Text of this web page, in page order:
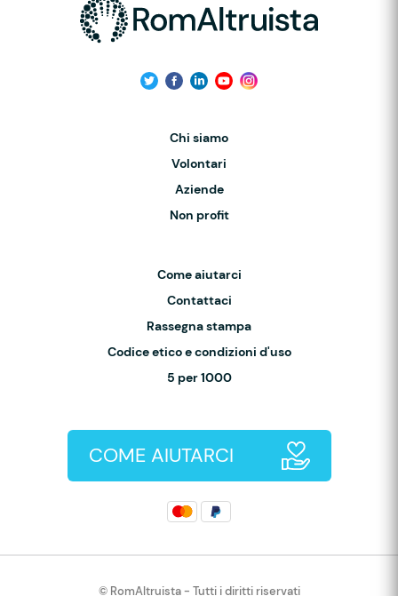
Chi siamo
Volontari
Aziende
Non profit
Come aiutarci
Contattaci
Rassegna stampa
Codice etico e condizioni d'uso
5 per 1000
COME AIUTARCI
© RomAltruista - Tutti i diritti riservati